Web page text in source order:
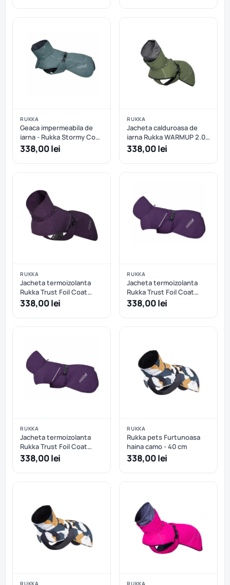
RUKKA
Geaca impermeabila de
iarna - Rukka Stormy Coat
- Dark Agave - 45 cm
338,00 lei
RUKKA
Jacheta calduroasa de
iarna Rukka WARMUP 2.0
COAT - 30 cm - Sage
Green
338,00 lei
RUKKA
Jacheta termoizolanta
Rukka Trust Foil Coat
Plum - 35 cm
338,00 lei
RUKKA
Jacheta termoizolanta
Rukka Trust Foil Coat
Plum - 40 cm
338,00 lei
RUKKA
Jacheta termoizolanta
Rukka Trust Foil Coat
Plum - 45 cm
338,00 lei
RUKKA
Rukka pets Furtunoasa
haina camo - 40 cm
338,00 lei
RUKKA RUKKA